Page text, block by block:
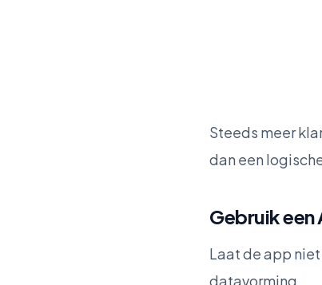
Steeds meer
dan een
Gebruik
Laat de app
datavorming.